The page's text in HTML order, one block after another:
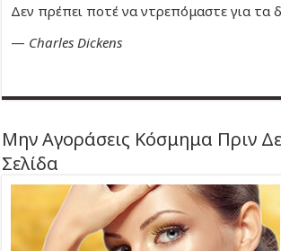
Δεν πρέπει ποτέ να ντρεπόμαστε για τα
— Charles Dickens
Μην Αγοράσεις Κόσμημα Πριν
Σελίδα